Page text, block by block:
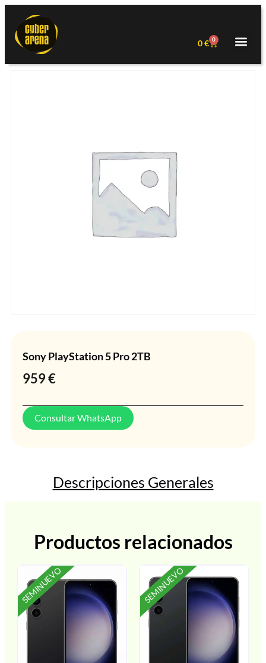
0€ 0
Sony PlayStation 5 Pro 2TB
959€
Consultar WhatsApp
Descripciones Generales
Productos relacionados
SEMINUEVO SEMINUEVO